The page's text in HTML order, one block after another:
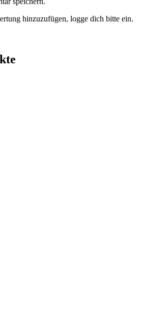
hinzuzufügen, logge dich bitte ein.